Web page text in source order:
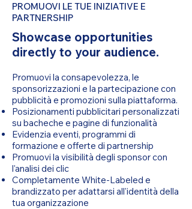
PROMUOVI LE TUE INIZIATIVE E
PARTNERSHIP
Showcase opportunities
directly to your audience.
Promuovi la consapevolezza, le
sponsorizzazioni e la partecipazione con
pubblicità e promozioni sulla piattaforma.
Posizionamenti pubblicitari personalizzati
su bacheche e pagine di funzionalità
Evidenzia eventi, programmi di
formazione e offerte di partnership
Promuovi la visibilità degli sponsor con
l'analisi dei clic
Completamente White-Labeled e
brandizzato per adattarsi all'identità della
tua organizzazione